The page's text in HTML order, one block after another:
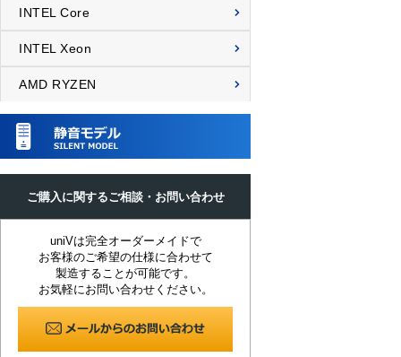
INTEL Core
INTEL Xeon
AMD RYZEN
ご購入に関するご相談・お問い合わせ
uniVは完全オーダーメイドで
お客様のご希望の仕様に合わせて
製造することが可能です。
お気軽にお問い合わせください。